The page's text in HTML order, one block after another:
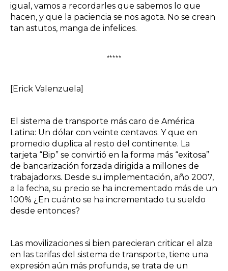
igual, vamos a recordarles que sabemos lo que
hacen, y que la paciencia se nos agota. No se crean
tan astutos, manga de infelices.
*****
[Erick Valenzuela]
El sistema de transporte más caro de América
Latina: Un dólar con veinte centavos. Y que en
promedio duplica al resto del continente. La
tarjeta “Bip” se convirtió en la forma más “exitosa”
de bancarización forzada dirigida a millones de
trabajadorxs. Desde su implementación, año 2007,
a la fecha, su precio se ha incrementado más de un
100% ¿En cuánto se ha incrementado tu sueldo
desde entonces?
Las movilizaciones si bien parecieran criticar el alza
en las tarifas del sistema de transporte, tiene una
expresión aún más profunda, se trata de un